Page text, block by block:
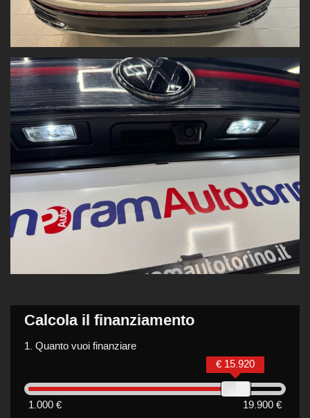
Calcola il finanziamento
1. Quanto vuoi finanziare
1.000 € 19.900 €
€ 15.920